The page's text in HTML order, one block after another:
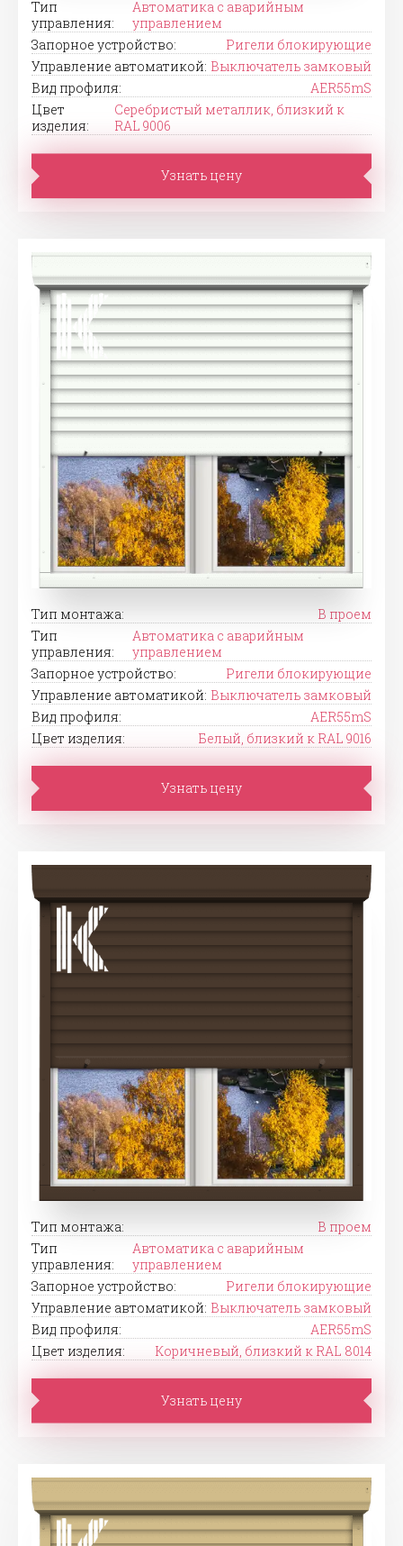
Тип
управления:
Автоматика с аварийным
управлением
Запорное устройство:
Ригели блокирующие
Управление автоматикой: Выключатель замковый
Вид профиля:
AER55mS
Цвет
изделия:
Серебристый металлик, близкий к
RAL 9006
Узнать цену
Тип монтажа:
В проем
Тип
управления:
Автоматика с аварийным
управлением
Запорное устройство:
Ригели блокирующие
Управление автоматикой: Выключатель замковый
Вид профиля:
AER55mS
Цвет изделия:
Белый, близкий к RAL 9016
Узнать цену
Тип монтажа:
В проем
Тип
управления:
Автоматика с аварийным
управлением
Запорное устройство:
Ригели блокирующие
Управление автоматикой: Выключатель замковый
Вид профиля:
AER55mS
Цвет изделия:
Коричневый, близкий к RAL 8014
Узнать цену